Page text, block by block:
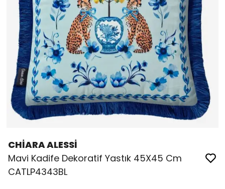
CHİARA ALESSİ
Mavi Kadife Dekoratif Yastık 45X45 Cm
CATLP4343BL